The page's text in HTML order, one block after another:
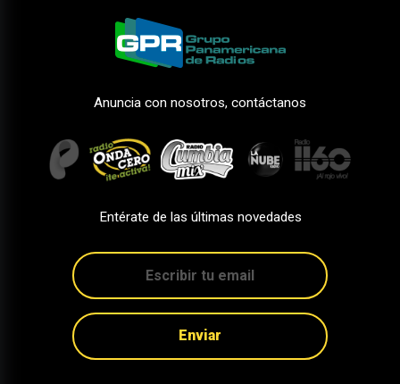
Anuncia con nosotros, contáctanos
Entérate de las últimas novedades
Enviar